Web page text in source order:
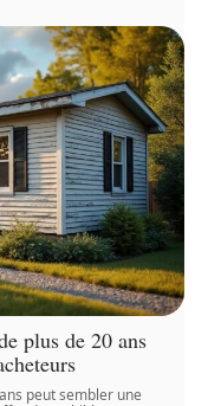
plus de 20 ans
peut sembler une